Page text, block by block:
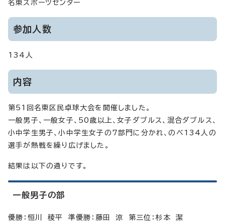
名東スポーツセンター
参加人数
134人
内容
第51回名東区民卓球大会を開催しました。
一般男子、一般女子、50歳以上、女子ダブルス、混合ダブルス、
小中学生男子、小中学生女子の7部門に分かれ、のべ134人の
選手が熱戦を繰り広げました。
結果は以下の通りです。
一般男子の部
優勝：恒川 稜平 準優勝：藤田 涼 第三位：杉本 潔